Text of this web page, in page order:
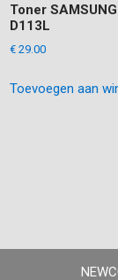
Toner
D113L
€ 29.00
Toevoegen aan